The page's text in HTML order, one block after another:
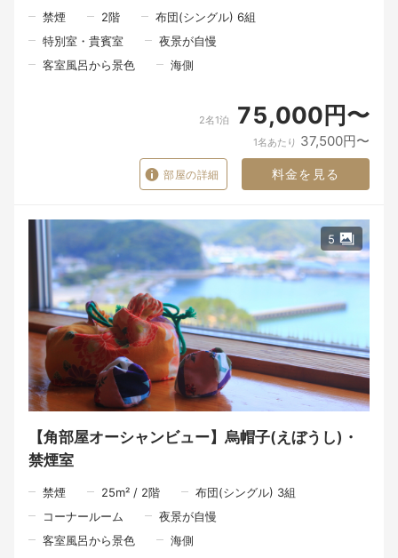
北浦には、海の幸があります。
山の恵みがあります。
その日の魚や野菜と向き合いながら料理を仕上げる料理人。
そして、「ようこそ」とお迎えする私たち。
並びます。
食材や器は、目に見える「モノ」です。
けれど、その向こうにある人の想い、この北浦の景色、そして大
切な人と過ごす時間が重なったとき、料理はただのモノではな
く、心に残る「思い出」になるのだと思います。
潮香ノ宿 髙平屋が届けたいのは、料理だけではありません。
窓を開けたときに感じる海の香り。
地元の人との何気ない会話。
そして、大切な人とゆっくり食事の時間を過ごすひとときです。
ここで過ごしたひとときが、
「また帰りたいね」と、いつかふと思い出していただける旅にな
～～～食事の時間も、旅の大切なひととき。～～～
限られた時間の中でも、一品一品丁寧にお料理を仕上げるため、
夕食は18時30分、朝食は8時からのご案内となります。
夕食は、その日に届いた北浦の海の幸を中心に、山の恵み、里の
禁煙 2階
布団(シングル) 6組
特別室・貴賓室
夜景が自慢
客室風呂から景色
海側
2名1泊 75,000円〜
1名あたり 37,500円〜
部屋の詳細 料金を見る
5
【角部屋オーシャンビュー】烏帽子(えぼうし)・
禁煙室
禁煙 25m² / 2階
布団(シングル) 3組
コーナールーム
夜景が自慢
客室風呂から景色
海側